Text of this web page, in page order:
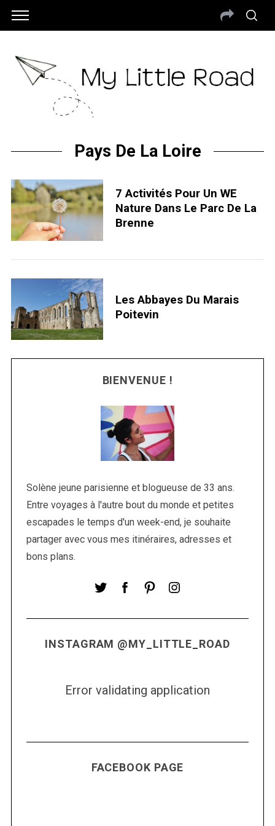
Pays De La Loire
7 Activités Pour Un WE
Nature Dans Le Parc De La
Brenne
Les Abbayes Du Marais
Poitevin
BIENVENUE !
Solène jeune parisienne et blogueuse de 33 ans.
Entre voyages à l'autre bout du monde et petites
escapades le temps d'un week-end, je souhaite
partager avec vous mes itinéraires, adresses et
bons plans.
INSTAGRAM @MY_LITTLE_ROAD
Error validating application
FACEBOOK PAGE
c
h
f